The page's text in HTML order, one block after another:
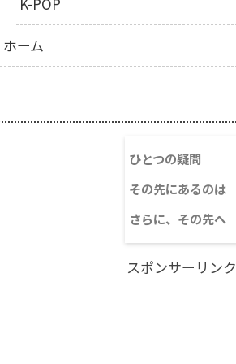
ホーム
ひとつの疑問
その先にあるのは
さらに、その先へ
スポンサーリンク